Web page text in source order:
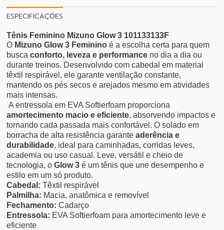
ESPECIFICAÇÕES
Tênis Feminino Mizuno Glow 3 101133133F
O Mizuno Glow 3 Feminino é a escolha certa para quem
buscaconforto, leveza e performance no dia a dia ou
durante treinos. Desenvolvido com cabedal em material
têxtil respirável, ele garante ventilação constante,
mantendo os pés secos e arejados mesmo em atividades
mais intensas.
A entressola em EVA Softierfoam proporciona
amortecimento macio e eficiente, absorvendo impactos e
tornando cada passada mais confortável.O solado em
borracha de alta resistência garanteaderência e
durabilidade, ideal para caminhadas, corridas leves,
academia ou uso casual. Leve, versátil e cheio de
tecnologia, oGlow 3 é um tênis que une desempenho e
estilo em um só produto.
Cabedal: Têxtil respirável
Palmilha: Macia, anatômica e removível
Fechamento: Cadarço
Entressola: EVA Softierfoam para amortecimento leve e
eficiente